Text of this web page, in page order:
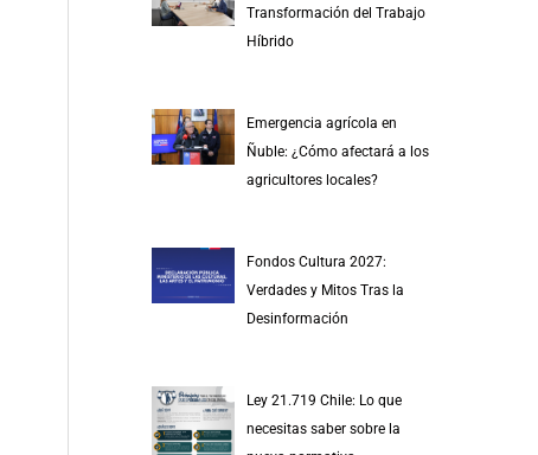
Transformación del Trabajo
Híbrido
Emergencia agrícola en
Ñuble: ¿Cómo afectará a los
agricultores locales?
Fondos Cultura 2027:
Verdades y Mitos Tras la
Desinformación
Ley 21.719 Chile: Lo que
necesitas saber sobre la